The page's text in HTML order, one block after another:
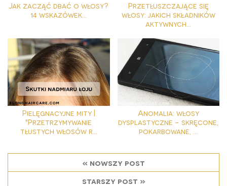
Jak zacząć dbać o włosy?
14 wskazówek...
Przetłuszczające się
włosy: jakich składników
aktywnych...
Pielęgnacyjne mity |
"Przetrzymywanie
tłustych włosów r...
Anomalia: włosy
dysplastyczne - skręcone,
pokarbowane, ...
« nowszy post
starszy post »